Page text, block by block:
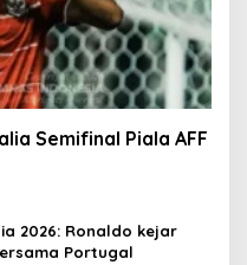
Semifinal Piala AFF
2026: Ronaldo kejar
Portugal